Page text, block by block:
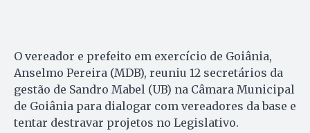
O vereador e prefeito em exercício de Goiânia,
Anselmo Pereira (MDB), reuniu 12 secretários da
gestão de Sandro Mabel (UB) na Câmara Municipal
de Goiânia para dialogar com vereadores da base e
tentar destravar projetos no Legislativo.